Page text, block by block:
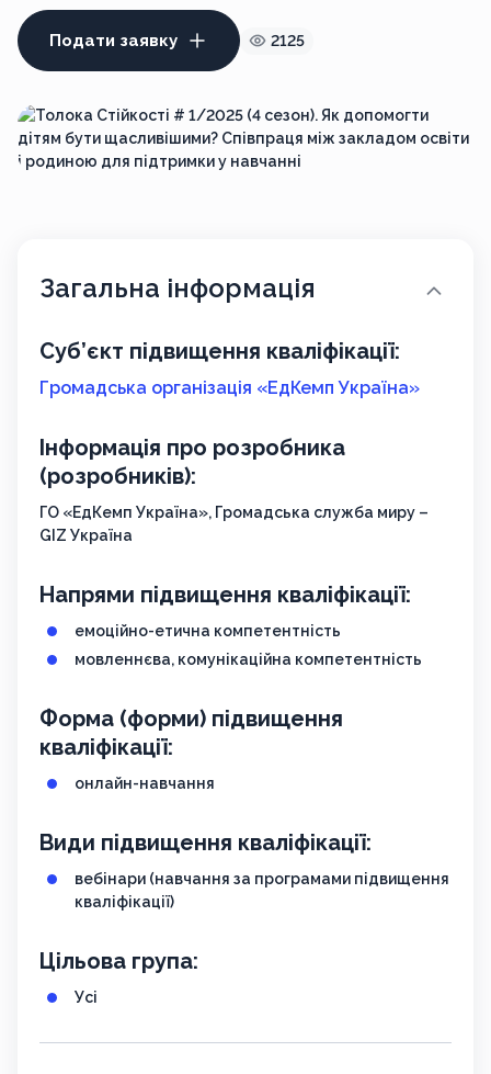
Подати заявку 2125
Загальна інформація
Суб’єкт підвищення кваліфікації:
Громадська організація «ЕдКемп Україна»
Інформація про розробника
(розробників):
ГО «ЕдКемп Україна», Громадська служба миру –
GIZ Україна
Напрями підвищення кваліфікації:
емоційно-етична компетентність
мовленнєва, комунікаційна компетентність
Форма (форми) підвищення
кваліфікації:
онлайн-навчання
Види підвищення кваліфікації:
вебінари (навчання за програмами підвищення
кваліфікації)
Цільова група:
Усі